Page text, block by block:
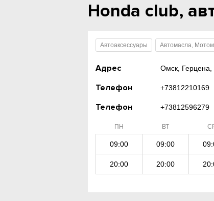
Honda club,
Автоаксессуары Автомасла,
Адрес Омск, Герцена,
Телефон +73812210169
Телефон +73812596279
ПН ВТ
09:00 09:00
20:00 20:00